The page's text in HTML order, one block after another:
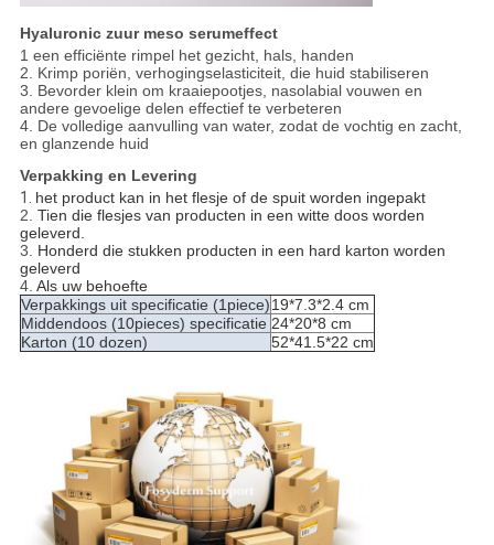
Hyaluronic zuur meso serumeffect
1 een efficiënte rimpel het gezicht, hals, handen
2. Krimp poriën, verhogingselasticiteit, die huid stabiliseren
3. Bevorder klein om kraaiepootjes, nasolabial vouwen en
andere gevoelige delen effectief te verbeteren
4. De volledige aanvulling van water, zodat de vochtig en zacht,
en glanzende huid
Verpakking en Levering
1. het product kan in het flesje of de spuit worden ingepakt
2. Tien die flesjes van producten in een witte doos worden
geleverd.
3. Honderd die stukken producten in een hard karton worden
geleverd
4. Als uw behoefte
Verpakkings uit specificatie (1piece)19*7.3*2.4 cm
Middendoos (10pieces) specificatie 24*20*8 cm
Karton (10 dozen)
52*41.5*22 cm